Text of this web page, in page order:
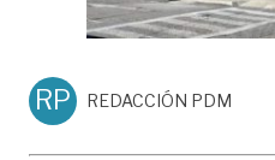
RP REDACCIÓN PDM